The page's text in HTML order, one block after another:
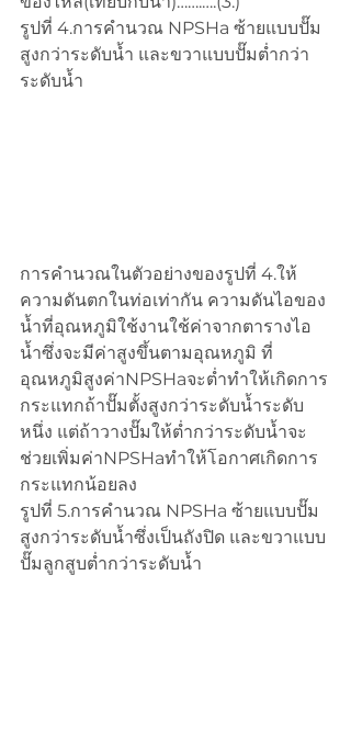
รูปที่ 4.การคำนวณ NPSHa ซ้ายแบบปั๊ม
สูงกว่าระดับน้ำ และขวาแบบปั๊มต่ำกว่า
ระดับน้ำ
การคำนวณในตัวอย่างของรูปที่ 4.ให้
ความดันตกในท่อเท่ากัน ความดันไอของ
น้ำที่อุณหภูมิใช้งานใช้ค่าจากตารางไอ
น้ำซึ่งจะมีค่าสูงขึ้นตามอุณหภูมิ ที่
อุณหภูมิสูงค่าNPSHaจะต่ำทำให้เกิดการ
กระแทกถ้าปั๊มตั้งสูงกว่าระดับน้ำระดับ
หนึ่ง แต่ถ้าวางปั๊มให้ต่ำกว่าระดับน้ำจะ
ช่วยเพิ่มค่าNPSHaทำให้โอกาศเกิดการ
กระแทกน้อยลง
รูปที่ 5.การคำนวณ NPSHa ซ้ายแบบปั๊ม
สูงกว่าระดับน้ำซึ่งเป็นถังปิด และขวาแบบ
ปั๊มลูกสูบต่ำกว่าระดับน้ำ